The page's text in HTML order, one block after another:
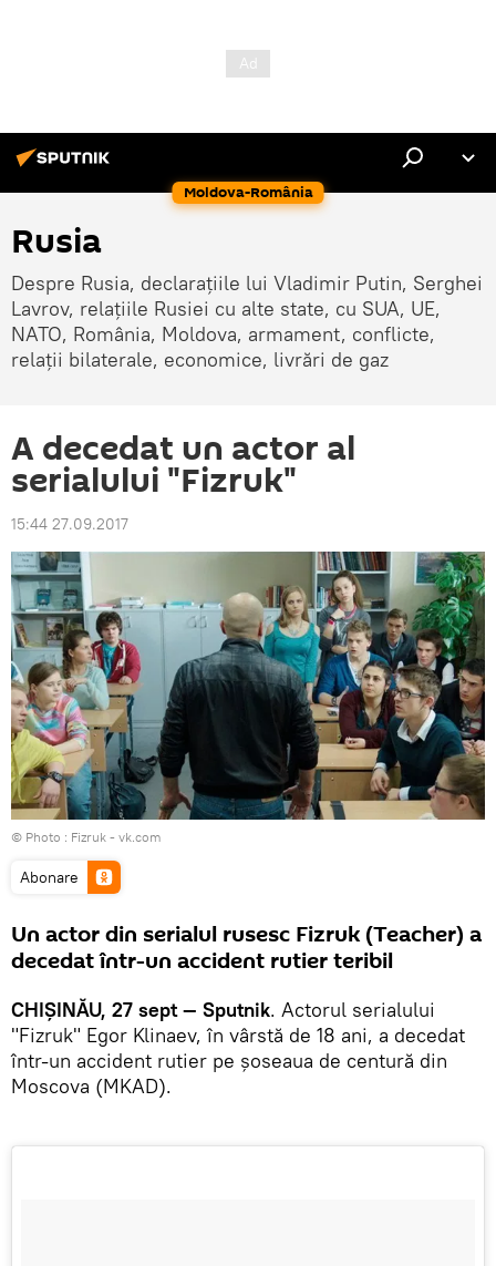
Moldova-România
Rusia
Despre Rusia, declarațiile lui Vladimir Putin, Serghei
Lavrov, relațiile Rusiei cu alte state, cu SUA, UE,
NATO, România, Moldova, armament, conflicte,
relații bilaterale, economice, livrări de gaz
A decedat un actor al
serialului "Fizruk"
15:44 27.09.2017
© Photo : Fizruk - vk.com
Abonare
Un actor din serialul rusesc Fizruk (Teacher) a
decedat într-un accident rutier teribil
CHIȘINĂU, 27 sept — Sputnik. Actorul serialului
"Fizruk" Egor Klinaev, în vârstă de 18 ani, a decedat
într-un accident rutier pe șoseaua de centură din
Moscova (MKAD).